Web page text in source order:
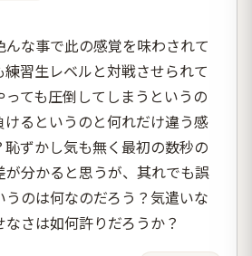
な事で此の感覚を味わされて
習生レベルと対戦させられて
ても圧倒してしまうというの
るというのと何れだけ違う感
ずかし気も無く最初の数秒の
分かると思うが、其れでも誤
のは何なのだろう？気遣いな
さは如何許りだろうか？